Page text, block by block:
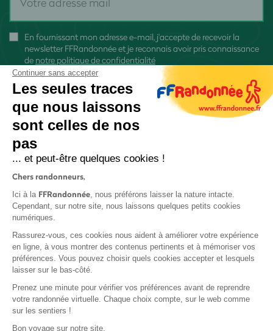
En fournissant mon adresse e-mail, j'accepte de recevoir la
newsletter FFRandonnée et je reconnais avoir pris connaissance
de notre politique de confidentialité
Protection des données
Politique de confidentialité
Continuer sans accepter
Les seules traces
que nous laissons
sont celles de nos
pas
... et peut-être quelques cookies !
Chers randonneurs,
Ici à la FFRandonnée, nous préférons laisser la nature intacte.
Cependant, sur notre site, nous laissons quelques petits cookies
numériques.
Rassurez-vous, ces cookies nous aident à améliorer votre expérience
en ligne, à vous montrer des contenus pertinents et à mémoriser vos
préférences. Vous pouvez choisir quels cookies accepter et lesquels
laisser sur le bas-côté.
Prenez une minute pour vérifier vos préférences avant de reprendre
votre randonnée virtuelle. Chaque choix compte, sur le web comme
sur les sentiers !
Bon voyage sur notre site,